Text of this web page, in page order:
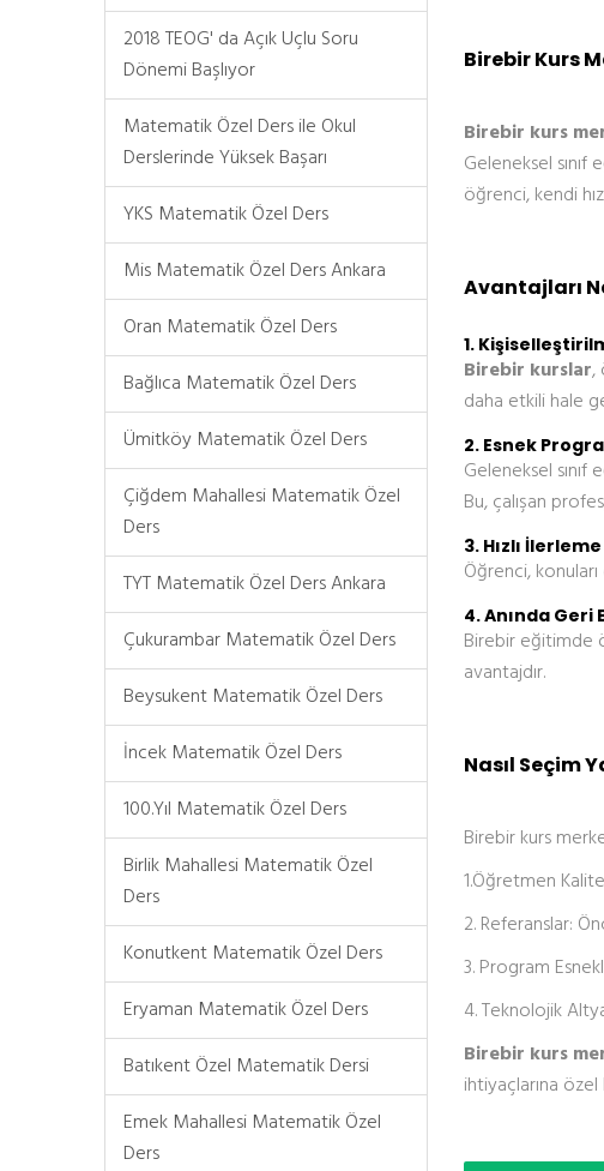
Birebir Kurs
Birebir kurs
Geleneksel
öğrenci, kendi
Avantajları
1.
Birebir kurslar,
daha etkili hale
2. Esnek
Geleneksel
Bu, çalışan
3. Hızlı İlerleme
Öğrenci,
4. Anında Geri
Birebir eğitimde
avantajdır.
Nasıl Seçim
Birebir kurs
1.Öğretmen
2. Referanslar:
3. Program
4. Teknolojik
Birebir kurs
ihtiyaçlarına
2018 TEOG' da Açık Uçlu Soru
Dönemi Başlıyor
Matematik Özel Ders ile Okul
Derslerinde Yüksek Başarı
YKS Matematik Özel Ders
Mis Matematik Özel Ders Ankara
Oran Matematik Özel Ders
Bağlıca Matematik Özel Ders
Ümitköy Matematik Özel Ders
Çiğdem Mahallesi Matematik Özel
Ders
TYT Matematik Özel Ders Ankara
Çukurambar Matematik Özel Ders
Beysukent Matematik Özel Ders
İncek Matematik Özel Ders
100.Yıl Matematik Özel Ders
Birlik Mahallesi Matematik Özel
Ders
Konutkent Matematik Özel Ders
Eryaman Matematik Özel Ders
Batıkent Özel Matematik Dersi
Emek Mahallesi Matematik Özel
Ders